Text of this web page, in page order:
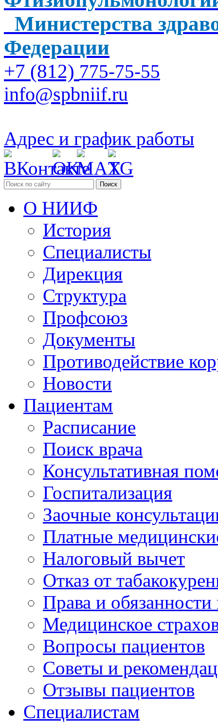
Министерства
Федерации
+7 (812) 775-75-55
info@spbniif.ru
Адрес и график работы
Поиск
О НИИФ
История
Специалисты
Дирекция
Структура
Профсоюз
Документы
Противодействие
Новости
Пациентам
Расписание
Поиск врача
Консультативная
Госпитализация
Заочные
Платные
Налоговый вычет
Отказ от
Права и
Медицинское
Вопросы пациентов
Советы и
Отзывы пациентов
Специалистам